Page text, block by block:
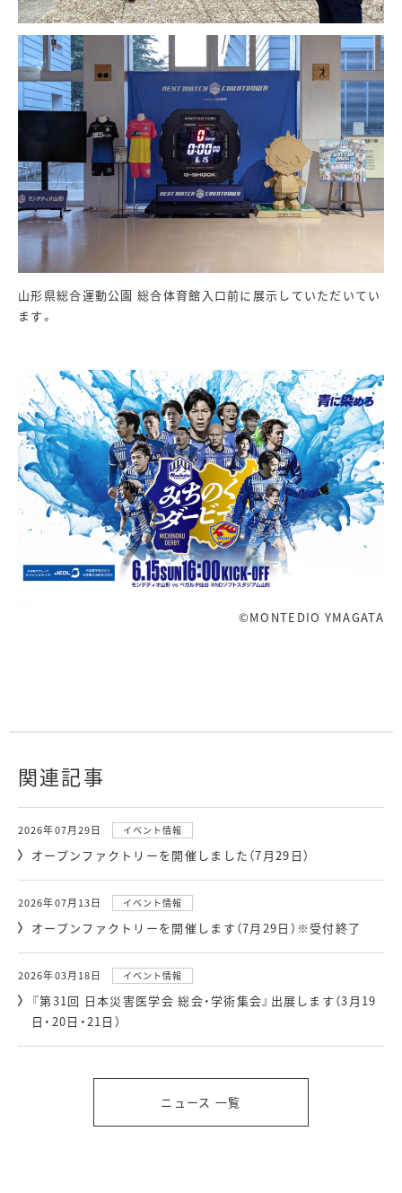
山形県総合運動公園 総合体育館入口前に展示していただいてい
ます。
©MONTEDIO YMAGATA
関連記事
2026年07月29日 イベント情報
オープンファクトリーを開催しました（7月29日）
2026年07月13日 イベント情報
オープンファクトリーを開催します（7月29日）※受付終了
2026年03月18日 イベント情報
『第31回 日本災害医学会 総会・学術集会』出展します（3月19
日・20日・21日）
ニュース 一覧